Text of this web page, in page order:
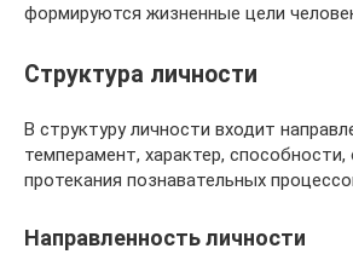
формируются жизненные цели
Структура личности
В структуру личности входит
темперамент, характер,
протекания познавательных
Направленность личности